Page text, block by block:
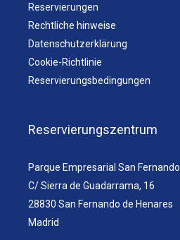
Reservierungen
Rechtliche hinweise
Datenschutzerklärung
Cookie-Richtlinie
Reservierungsbedingungen
Reservierungszentrum
Parque Empresarial San Fernando
C/ Sierra de Guadarrama, 16
28830 San Fernando de Henares
Madrid